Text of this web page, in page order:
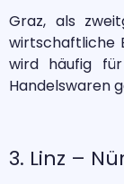
Graz, als
wirtschaftliche
wird häufig
Handelswaren
3. Linz –